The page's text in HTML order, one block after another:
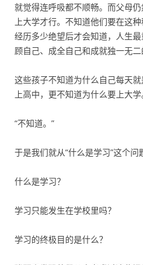
就觉得连呼吸都不顺畅。而父母
上大学才行。不知道他们要在这
经历多少绝望后才会知道，人生
顾自己、成全自己和成就独一无二
这些孩子不知道为什么自己每天
上高中，更不知道为什么要上大学
“不知道。”
于是我们就从“什么是学习”这个问
什么是学习？
学习只能发生在学校里吗？
学习的终极目的是什么？